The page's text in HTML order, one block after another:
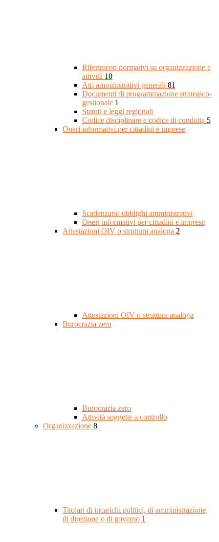
Riferimenti normativi su organizzazione e
attività 10
Atti amministrativi generali 81
Documenti di programmazione strategico-
gestionale 1
Statuti e leggi regionali
Codice disciplinare e codice di condotta 5
Oneri informativi per cittadini e imprese
Scadenzario obblighi amministrativi
Oneri informativi per cittadini e imprese
Attestazioni OIV o struttura analoga 2
Attestazioni OIV o struttura analoga
Burocrazia zero
Burocrazia zero
Attività soggette a controllo
Organizzazione 8
Titolari di incarichi politici, di amministrazione,
di direzione o di governo 1